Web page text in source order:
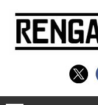
content